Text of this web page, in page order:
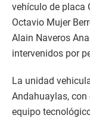
vehículo de placa
Octavio Mujer
Alain Naveros
intervenidos por
La unidad
Andahuaylas,
equipo